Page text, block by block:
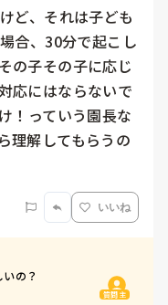
ど、それは子ども
合、30分で起こし
の子その子に応じ
応にはならないで
！っていう園長な
理解してもらうの
いいね
の？
質問主